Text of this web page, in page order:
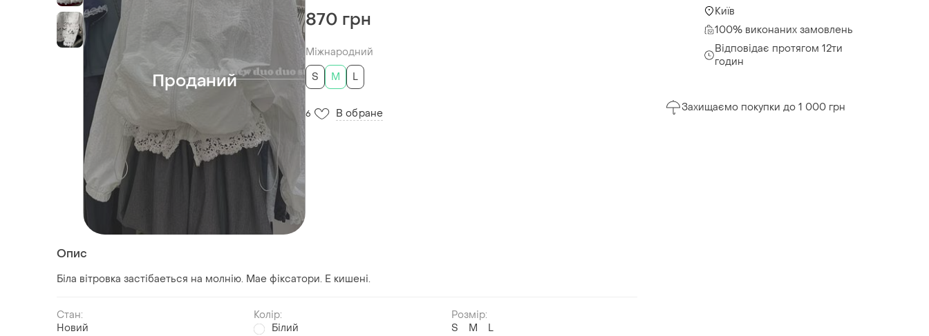
Проданий
870 грн
Міжнародний
S
M L
6 В обране
Опис
Біла вітровка застібаеться на молнію. Мае фіксатори. Е кишені.
Стан:
Новий
Колір:
Білий
Розмір:
S
M
L
Київ
100% виконаних замовлень
Відповідає протягом 12ти
годин
Захищаємо покупки до 1 000 грн